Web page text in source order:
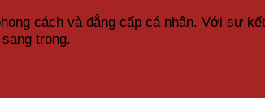
cách và đẳng cấp cá nhân. Với sự
trọng.